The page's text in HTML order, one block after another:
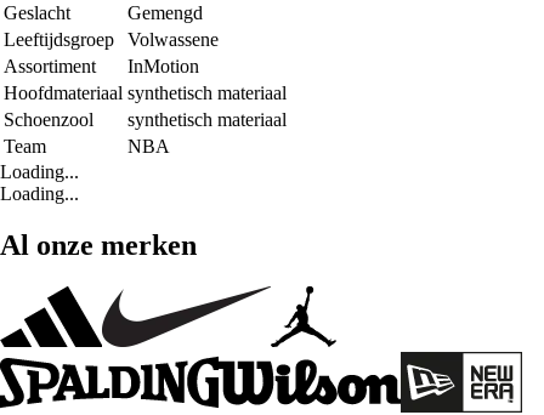
Geslacht
Gemengd
Leeftijdsgroep
Volwassene
Assortiment
InMotion
Hoofdmateriaal synthetisch materiaal
Schoenzool
synthetisch materiaal
Team
NBA
Loading...
Loading...
Al onze merken